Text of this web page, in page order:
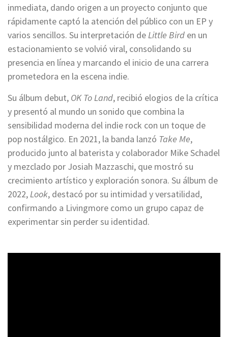
inmediata, dando origen a un proyecto conjunto que
rápidamente captó la atención del público con un EP y
varios sencillos. Su interpretación de Little Bird en un
estacionamiento se volvió viral, consolidando su
presencia en línea y marcando el inicio de una carrera
prometedora en la escena indie.
Su álbum debut, OK To Land, recibió elogios de la crítica
y presentó al mundo un sonido que combina la
sensibilidad moderna del indie rock con un toque de
pop nostálgico. En 2021, la banda lanzó Take Me,
producido junto al baterista y colaborador Mike Schadel
y mezclado por Josiah Mazzaschi, que mostró su
crecimiento artístico y exploración sonora. Su álbum de
2022, Look, destacó por su intimidad y versatilidad,
confirmando a Livingmore como un grupo capaz de
experimentar sin perder su identidad.